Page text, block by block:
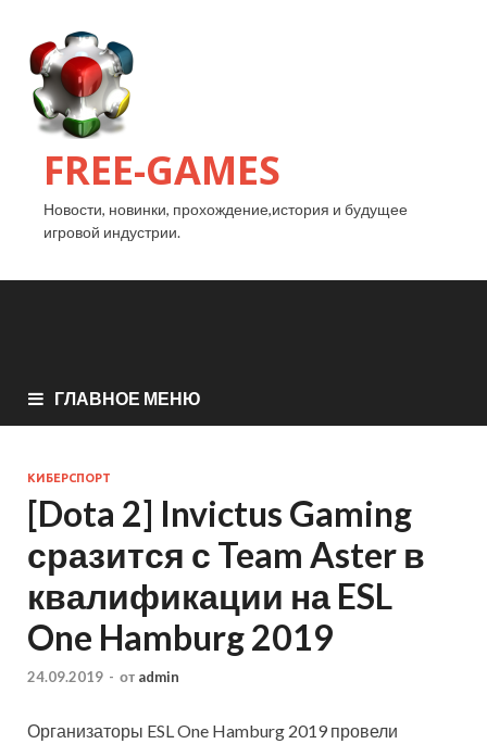
FREE-GAMES
Новости, новинки, прохождение,история и будущее
игровой индустрии.
ГЛАВНОЕ МЕНЮ
КИБЕРСПОРТ
[Dota 2] Invictus Gaming
сразится с Team Aster в
квалификации на ESL
One Hamburg 2019
24.09.2019 - от admin
Организаторы ESL One Hamburg 2019 провели